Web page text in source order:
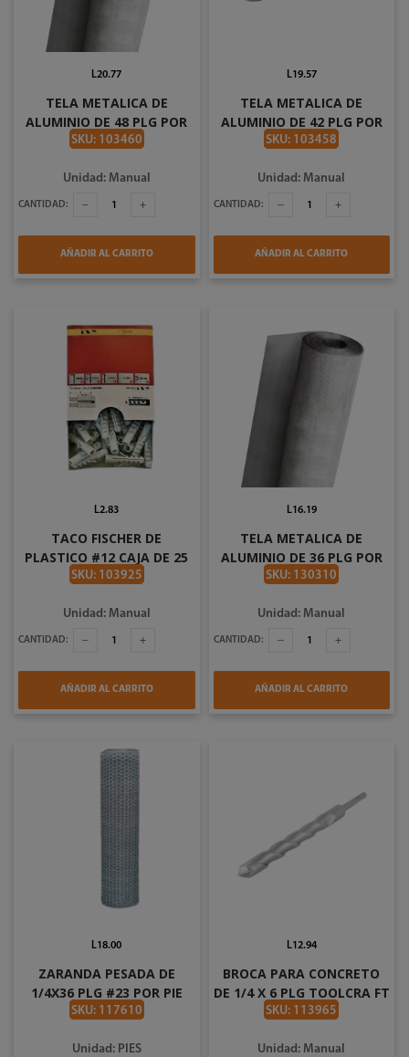
TELA METALICA DE
ALUMINIO DE 48 PLG POR
PIE ELEPHANT
SKU: 103460
L20.77
Unidad: Manual
CANTIDAD:
AÑADIR AL CARRITO
TELA METALICA DE
ALUMINIO DE 42 PLG POR
PIE ELEPHANT
SKU: 103458
L19.57
Unidad: Manual
CANTIDAD:
AÑADIR AL CARRITO
TACO FISCHER DE
PLASTICO #12 CAJA DE 25
PIEZAS 16244 71610
SKU: 103925
L2.83
Unidad: Manual
CANTIDAD:
AÑADIR AL CARRITO
TELA METALICA DE
ALUMINIO DE 36 PLG POR
PIE ELEPHANT
SKU: 130310
L16.19
Unidad: Manual
CANTIDAD:
AÑADIR AL CARRITO
ZARANDA PESADA DE
1/4X36 PLG #23 POR PIE
PESADA 100FT
SKU: 117610
L18.00
Unidad: PIES
BROCA PARA CONCRETO
DE 1/4 X 6 PLG TOOLCRA FT
TC0525
SKU: 113965
L12.94
Unidad: Manual